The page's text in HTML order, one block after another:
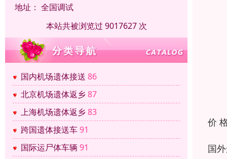
地址： 全国调试
本站共被浏览过 9017627 次
国内机场遗体接送 86
北京机场遗体返乡87
上海机场遗体返乡83
跨国遗体接送车91
国际运尸体车辆 91
价
国